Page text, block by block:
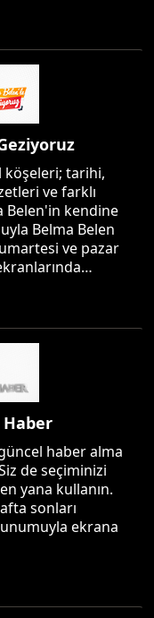
tarihi,
ve farklı
Belen'in kendine
Belma Belen
ve pazar
haber alma
de seçiminizi
yana kullanın.
sonları
ekrana